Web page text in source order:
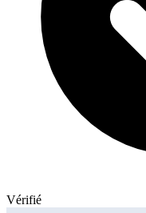
Vérifié